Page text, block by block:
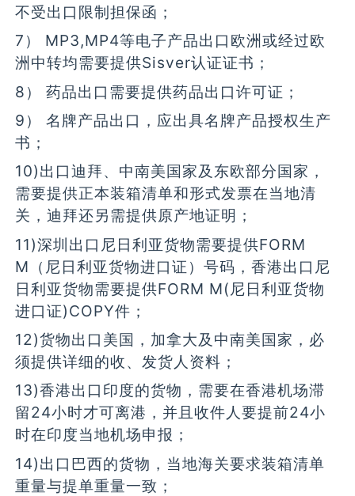
不受出口限制担保函；
7） MP3,MP4等电子产品出口欧洲或经过欧
洲中转均需要提供Sisver认证证书；
8） 药品出口需要提供药品出口许可证；
9） 名牌产品出口，应出具名牌产品授权生产
书；
10)出口迪拜、中南美国家及东欧部分国家，
需要提供正本装箱清单和形式发票在当地清
关，迪拜还另需提供原产地证明；
11)深圳出口尼日利亚货物需要提供FORM
M（尼日利亚货物进口证）号码，香港出口尼
日利亚货物需要提供FORM M(尼日利亚货物
进口证)COPY件；
12)货物出口美国，加拿大及中南美国家，必
须提供详细的收、发货人资料；
13)香港出口印度的货物，需要在香港机场滞
留24小时才可离港，并且收件人要提前24小
时在印度当地机场申报；
14)出口巴西的货物，当地海关要求装箱清单
重量与提单重量一致；